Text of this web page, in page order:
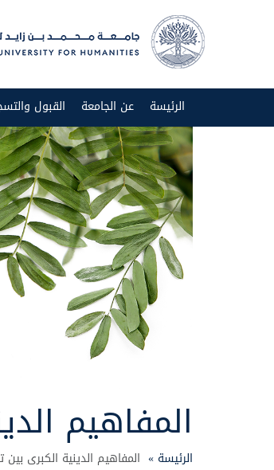
الرئيسة عن الجامعة القبول
المفاهيم
الرئيسة » المفاهيم الدينية الكبرى